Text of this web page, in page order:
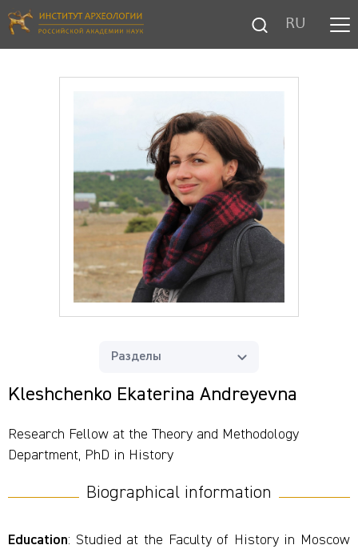
RU
Разделы
Kleshchenko Ekaterina Andreyevna
Research Fellow at the Theory and Methodology
Department, PhD in History
Biographical information
Education: Studied at the Faculty of History in Moscow